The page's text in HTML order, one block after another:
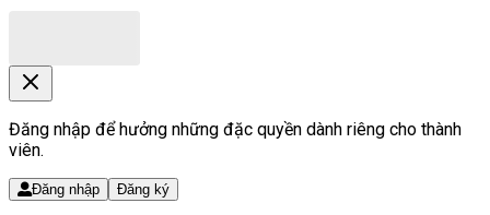
Đăng nhập để hưởng những đặc quyền dành riêng cho thành
viên.
Đăng nhập Đăng ký